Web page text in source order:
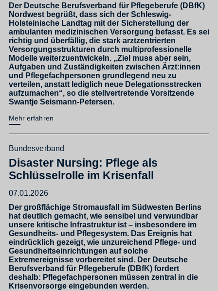
Der Deutsche Berufsverband für Pflegeberufe (DBfK)
Nordwest begrüßt, dass sich der Schleswig-
Holsteinische Landtag mit der Sicherstellung der
ambulanten medizinischen Versorgung befasst. Es sei
richtig und überfällig, die stark arztzentrierten
Versorgungsstrukturen durch multiprofessionelle
Modelle weiterzuentwickeln. „Ziel muss aber sein,
Aufgaben und Zuständigkeiten zwischen Ärzt:innen
und Pflegefachpersonen grundlegend neu zu
verteilen, anstatt lediglich neue Delegationsstrecken
aufzumachen“, so die stellvertretende Vorsitzende
Swantje Seismann-Petersen.
Mehr erfahren
Bundesverband
Disaster Nursing: Pflege als
Schlüsselrolle im Krisenfall
07.01.2026
Der großflächige Stromausfall im Südwesten Berlins
hat deutlich gemacht, wie sensibel und verwundbar
unsere kritische Infrastruktur ist – insbesondere im
Gesundheits- und Pflegesystem. Das Ereignis hat
eindrücklich gezeigt, wie unzureichend Pflege- und
Gesundheitseinrichtungen auf solche
Extremereignisse vorbereitet sind. Der Deutsche
Berufsverband für Pflegeberufe (DBfK) fordert
deshalb: Pflegefachpersonen müssen zentral in die
Krisenvorsorge eingebunden werden.